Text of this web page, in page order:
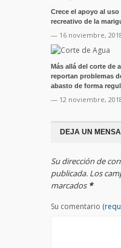
Crece el apoyo al uso
recreativo de la
— 16 noviembre,
Más allá del corte de
reportan problemas
abasto de forma
— 12 noviembre,
DEJA UN
Su dirección de
publicada. Los
marcados *
Su comentario